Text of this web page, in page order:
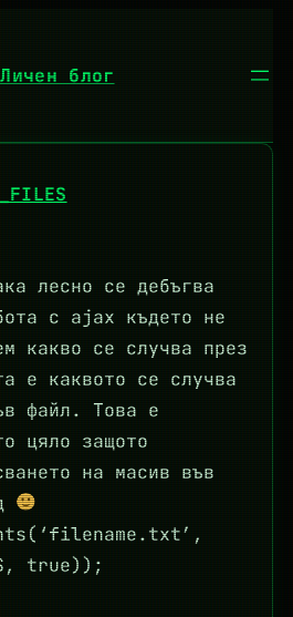
блог
лесно се дебъгва
с ajax където не
какво се случва през
е каквото се случва
файл. Това е
цяло защото
на масив във
true));